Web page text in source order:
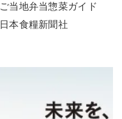
ご当地弁当惣菜ガイド
日本食糧新聞社